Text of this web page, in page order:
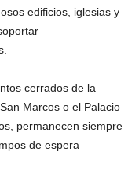
edificios, iglesias y
cerrados de la
Marcos o el Palacio
permanecen siempre
de espera